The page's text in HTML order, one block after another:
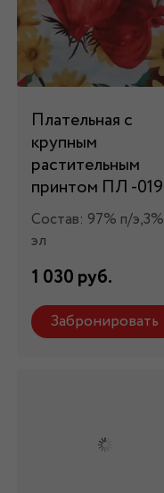
Плательная с
крупным
растительным
принтом ПЛ -019
Состав: 97% п/э,3%
эл
1 030 руб.
Забронировать